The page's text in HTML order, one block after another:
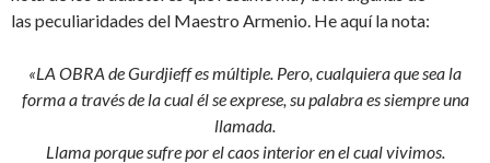
las peculiaridades del Maestro Armenio. He aquí la nota:
«LA OBRA de Gurdjieff es múltiple. Pero, cualquiera que sea la
forma a través de la cual él se exprese, su palabra es siempre una
llamada.
Llama porque sufre por el caos interior en el cual vivimos.